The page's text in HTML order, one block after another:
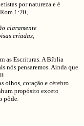
por natureza e é
claramente
criadas,
as Escrituras. A Bíblia
nós pensaremos. Ainda que
olhos, coração e cérebro
propósito exceto
pôde.